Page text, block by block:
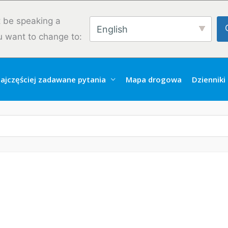
speaking a
want to change to:
English
zadawane pytania Mapa drogowa Dzienniki